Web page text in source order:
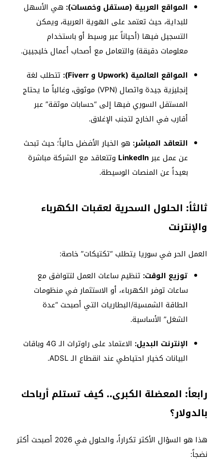
المواقع العربية (مستقل وخمسات): هي الأسهل
للبداية، حيث تعتمد على الهوية العربية، ويمكن
التسجيل فيها (أحياناً عبر وسيط أو باستخدام
معلومات دقيقة) والتعامل مع أصحاب أعمال خليجيين.
المواقع العالمية (Upwork و Fiverr):
تتطلب لغة
إنجليزية جيدة واتصال (VPN) موثوق، وغالباً ما يحتاج
المستقل السوري فيها إلى “حسابات موثقة” عبر
أقارب في الخارج لتجنب الإغلاق.
التعاقد المباشر: هو الخيار الأفضل حالياً؛ حيث تبحث
عن عمل عبرLinkedIn وتتعاقد مع الشركة مباشرة
بعيداً عن المنصات الوسيطة.
ثالثاً: الحلول السحرية لعقبات الكهرباء
والإنترنت
العمل الحر في سوريا يتطلب “تكتيكات” خاصة:
توزيع الوقت: تنظيم ساعات العمل لتتوافق مع
ساعات توفر الكهرباء، أو الاستثمار في منظومات
الطاقة الشمسية/البطاريات التي أصبحت “عدة
الشغل” الأساسية.
الإنترنت البديل:
الاعتماد على راوترات الـ 4G وباقات
البيانات كخيار احتياطي عند انقطاع الـ ADSL.
رابعاً: المعضلة الكبرى.. كيف تستلم أرباحك
بالدولار؟
هذا هو السؤال الأكثر تكراراً، والحلول في 2026 أصبحت أكثر
نضجاً: